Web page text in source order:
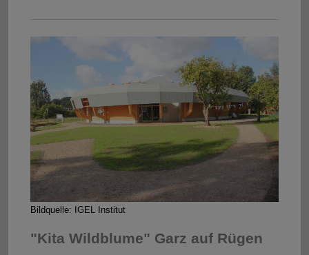
Bildquelle: IGEL Institut
"Kita Wildblume" Garz auf Rügen